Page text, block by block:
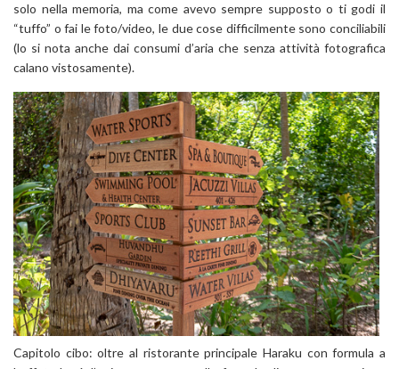
solo nella memoria, ma come avevo sempre supposto o ti godi il
“tuffo” o fai le foto/video, le due cose difficilmente sono conciliabili
(lo si nota anche dai consumi d’aria che senza attività fotografica
calano vistosamente).
Capitolo cibo: oltre al ristorante principale Haraku con formula a